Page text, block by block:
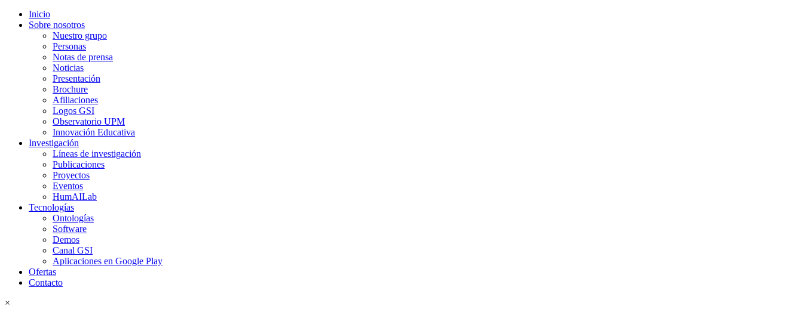
Inicio
Sobre nosotros
Nuestro grupo
Personas
Notas de prensa
Noticias
Presentación
Brochure
Afiliaciones
Logos GSI
Observatorio UPM
Innovación Educativa
Investigación
Líneas de investigación
Publicaciones
Proyectos
Eventos
HumAILab
Tecnologías
Ontologías
Software
Demos
Canal GSI
Aplicaciones en Google Play
Ofertas
Contacto
×